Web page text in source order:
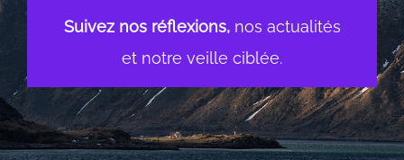
Suivez nos réflexions, nos actualités
et notre veille ciblée.